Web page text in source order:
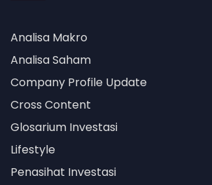
Analisa Makro
Analisa Saham
Company Profile Update
Cross Content
Glosarium Investasi
Lifestyle
Penasihat Investasi